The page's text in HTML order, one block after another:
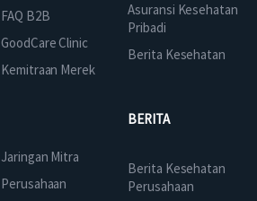
FAQ B2B
GoodCare Clinic
Kemitraan Merek
Asuransi Kesehatan
Pribadi
Berita Kesehatan
Jaringan Mitra
Perusahaan
BERITA
Berita Kesehatan
Perusahaan